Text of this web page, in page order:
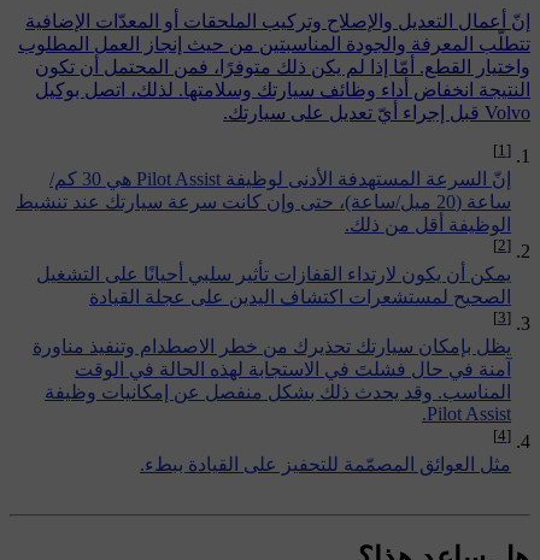
[1]
إنّ السرعة المستهدفة الأدنى لوظيفة Pilot Assist هي 30 كم/
ساعة (20 ميل/ساعة)، حتى وإن كانت سرعة سيارتك عند تنشيط
الوظيفة أقل من ذلك.
[2]
يمكن أن يكون لارتداء القفازات تأثير سلبي أحيانًا على التشغيل
الصحيح لمستشعرات اكتشاف اليدين على عجلة القيادة
[3]
يظل بإمكان سيارتك تحذيرك من خطر الاصطدام وتنفيذ مناورة
آمنة في حال فشلتَ في الاستجابة لهذه الحالة في الوقت
المناسب. وقد يحدث ذلك بشكل منفصل عن إمكانيات وظيفة
Pilot Assist.
[4]
مثل العوائق المصمّمة للتحفيز على القيادة ببطء.
إنّ أعمال التعديل والإصلاح وتركيب الملحقات أو المعدّات الإضافية
تتطلّب المعرفة والجودة المناسبتين من حيث إنجاز العمل المطلوب
واختيار القطع. أمّا إذا لم يكن ذلك متوفرًا، فمن المحتمل أن تكون
النتيجة انخفاض أداء وظائف سيارتك وسلامتها. لذلك، اتصل بوكيل
Volvo قبل إجراء أيّ تعديل على سيارتك.